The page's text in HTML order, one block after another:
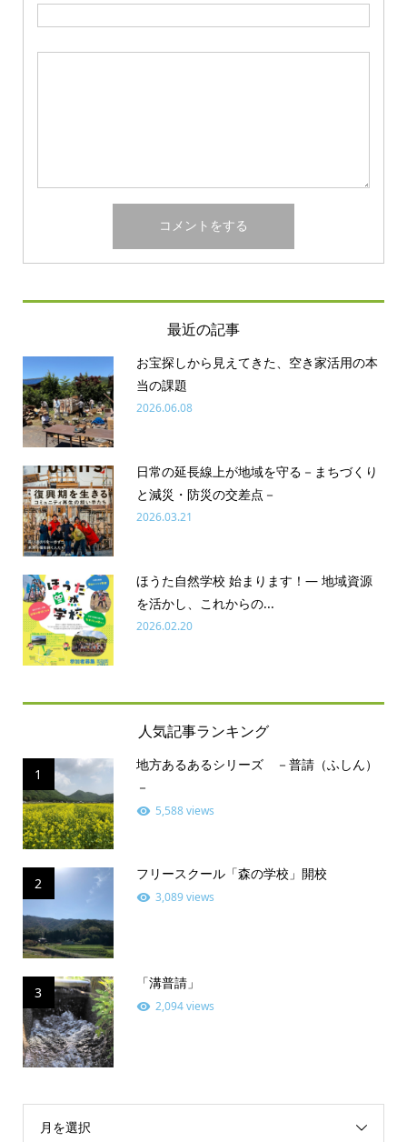
最近の記事
お宝探しから見えてきた、空き家活用の本
当の課題
2026.06.08
日常の延長線上が地域を守る－まちづくり
と減災・防災の交差点－
2026.03.21
ほうた自然学校 始まります！― 地域資源
を活かし、これからの...
2026.02.20
人気記事ランキング
1
地方あるあるシリーズ －普請（ふしん）
－
5,588 views
2
フリースクール「森の学校」開校
3,089 views
3
「溝普請」
2,094 views
月を選択